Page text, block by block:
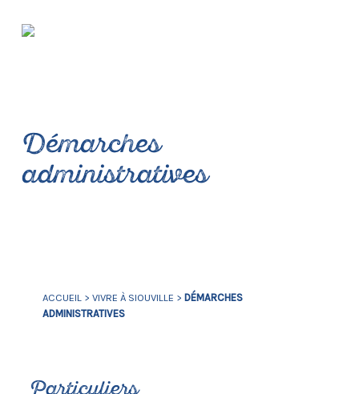
Démarches
administratives
ACCUEIL > VIVRE À SIOUVILLE > DÉMARCHES
ADMINISTRATIVES